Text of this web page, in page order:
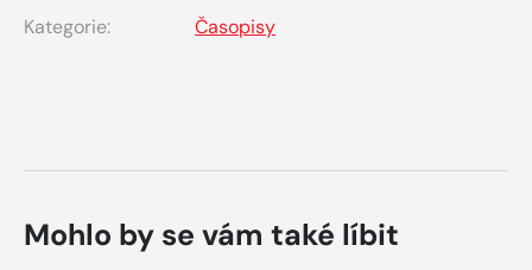
Kategorie:
Časopisy
Mohlo by se vám také líbit